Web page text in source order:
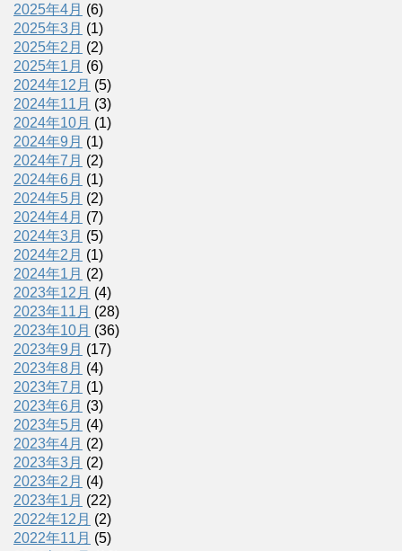
2025年4月 (6)
2025年3月 (1)
2025年2月 (2)
2025年1月 (6)
2024年12月 (5)
2024年11月 (3)
2024年10月 (1)
2024年9月 (1)
2024年7月 (2)
2024年6月 (1)
2024年5月 (2)
2024年4月 (7)
2024年3月 (5)
2024年2月 (1)
2024年1月 (2)
2023年12月 (4)
2023年11月 (28)
2023年10月 (36)
2023年9月 (17)
2023年8月 (4)
2023年7月 (1)
2023年6月 (3)
2023年5月 (4)
2023年4月 (2)
2023年3月 (2)
2023年2月 (4)
2023年1月 (22)
2022年12月 (2)
2022年11月 (5)